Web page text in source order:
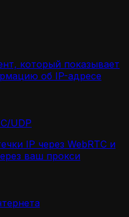
который показывает
об IP-адресе
UDP
IP через WebRTC и
ваш прокси